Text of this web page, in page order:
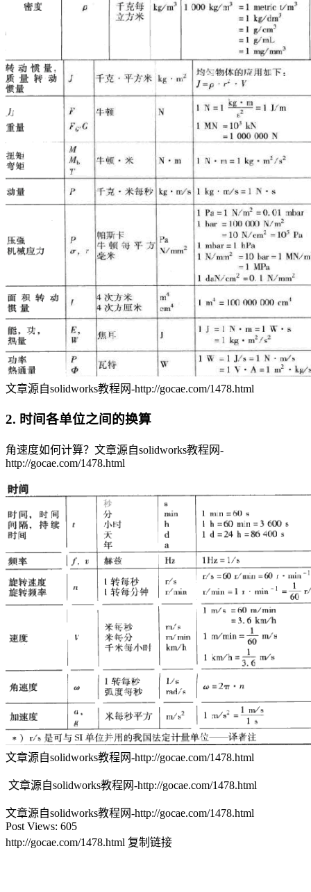
文章源自solidworks教程网-http://gocae.com/1478.html
2. 时间各单位之间的换算
角速度如何计算？ 文章源自solidworks教程网-
http://gocae.com/1478.html
文章源自solidworks教程网-http://gocae.com/1478.html
文章源自solidworks教程网-http://gocae.com/1478.html
文章源自solidworks教程网-http://gocae.com/1478.html
Post Views: 605
http://gocae.com/1478.html 复制链接